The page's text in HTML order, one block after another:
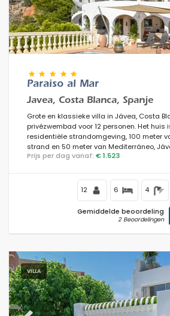
Badkamers
Populaire diensten
Voorwaarden
Afstanden
Comfort
Paraiso al Mar
Javea, Costa Blanca, Spanje
Grote en klassieke villa in Jávea, Costa
privézwembad voor 12 personen. Het huis
residentiële strandomgeving, 100 meter
strand en 50 meter van Mediterráneo,
Prijs per dag vanaf: € 1.523
12 6 4
Gemiddelde beoordeling
2 Beoordelingen
VILLA